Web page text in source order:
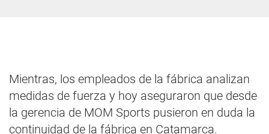
Mientras, los empleados de la fábrica analizan
medidas de fuerza y hoy aseguraron que desde
la gerencia de MOM Sports pusieron en duda la
continuidad de la fábrica en Catamarca.